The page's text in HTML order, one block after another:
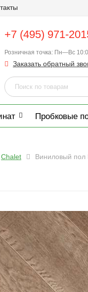
+7 (495) 971-
Розничная точка: Пн—Вс
Заказать обратный
Пробковые
Chalet Виниловый пол